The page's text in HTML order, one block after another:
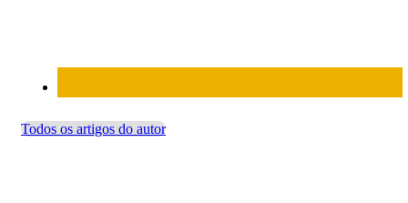
Todos os artigos do autor